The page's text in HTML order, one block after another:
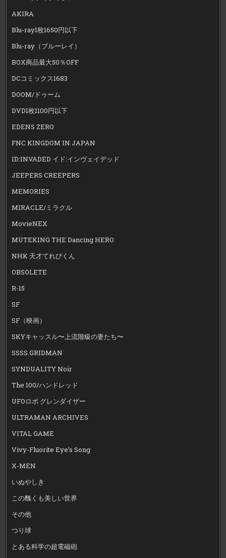
AKIRA
Blu-ray1枚1650円以下
Blu-ray（ブルーレイ）
BOX商品最大50％OFF
DCコミックス1683
DOOM/ドゥーム
DVD1枚1100円以下
EDENS ZERO
FNC KINGDOM IN JAPAN
ID:INVADED イド:インヴェイデッド
JEEPERS CREEPERS
MEMORIES
MIRACLE/ミラクル
MovieNEX
MUTEKING THE Dancing HERO
NHK 天才てれびくん
OBSOLETE
R-15
SF
SF（映画）
SKYキャッスル〜上流階級の妻たち〜
SSSS.GRIDMAN
SYNDUALITY Noir
The 100/ハンドレッド
UFOロボ グレンダイザー
ULTRAMAN ARCHIVES
VITAL GAME
Vivy-Fluorite Eye’s Song
X-MEN
いぬやしき
この醜くも美しい世界
その他
つり球
とある科学の超電磁砲